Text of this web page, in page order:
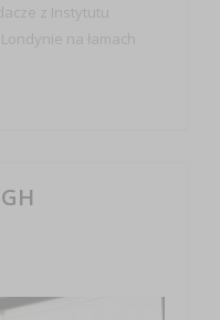
z Instytutu
na łamach